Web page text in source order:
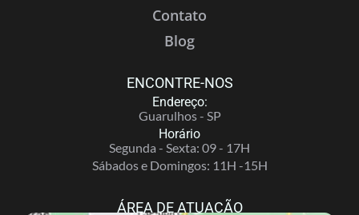
Contato
Blog
ENCONTRE-NOS
Endereço:
Guarulhos - SP
Horário
Segunda - Sexta: 09 - 17H
Sábados e Domingos: 11H -15H
ÁREA DE ATUAÇÃO